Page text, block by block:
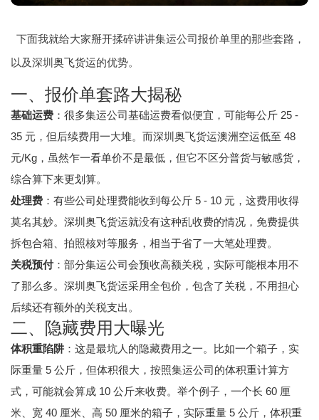
下面我就给大家掰开揉碎讲讲集运公司报价单里的那些套路，
以及深圳 奥飞货运的优势。
一、报价单套路大揭秘
基础运费 ：很多集运公司基础运费看似便宜，可能每公斤 25 -
35 元，但后续费用一大堆。而深圳 奥飞货运澳洲空运低至 48
元/Kg，虽然乍一看单价不是最低，但它不区分普货与敏感货，
综合算下来更划算。
处理费 ：有些公司处理费能收到每公斤 5 - 10 元，这费用收得
莫名其妙。深圳 奥飞货运就没有这种乱收费的情况，免费提供
拆包合箱、拍照核对等服务，相当于省了一大笔处理费。
关税预付：部分集运公司会预收高额关税，实际可能根本用不
了那么多。深圳 奥飞货运采用全包价，包含了关税，不用担心
后续还有额外的关税支出。
二、隐藏费用大曝光
体积重陷阱 ：这是最坑人的隐藏费用之一。比如一个箱子，实
际重量 5 公斤，但体积很大，按照集运公司的体积重计算方
式，可能就会算成 10 公斤来收费。举个例子，一个长 60 厘
米、宽 40 厘米、高 50 厘米的箱子，实际重量 5 公斤，体积重